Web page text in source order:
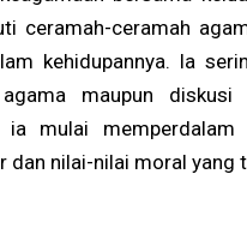
ceramah-ceramah
kehidupannya. Ia
maupun
ia mulai
dan nilai-nilai moral